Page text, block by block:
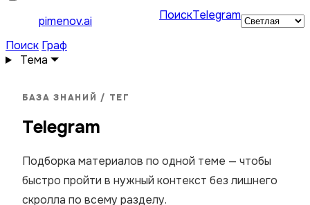
pimenov.ai ПоискTelegram
Поиск Граф
Тема
БАЗА ЗНАНИЙ / ТЕГ
Telegram
Подборка материалов по одной теме — чтобы
быстро пройти в нужный контекст без лишнего
скролла по всему разделу.